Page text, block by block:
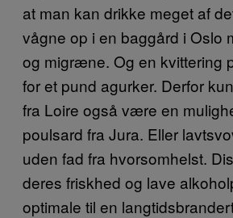
at man kan drikke meget af
vågne op i en baggård i Oslo
og migræne. Og en kvittering
for et pund agurker. Derfor
fra Loire også være en
poulsard fra Jura. Eller
uden fad fra hvorsomhelst.
deres friskhed og lave
optimale til en